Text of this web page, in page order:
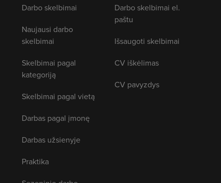
Darbo skelbimai
Naujausi darbo
skelbimai
Skelbimai pagal
kategoriją
Skelbimai pagal vietą
Darbas pagal įmonę
Darbas užsienyje
Praktika
Darbo skelbimai el.
paštu
Išsaugoti skelbimai
CV iškėlimas
CV pavyzdys